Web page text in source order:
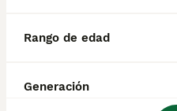
Rango de edad
Generación